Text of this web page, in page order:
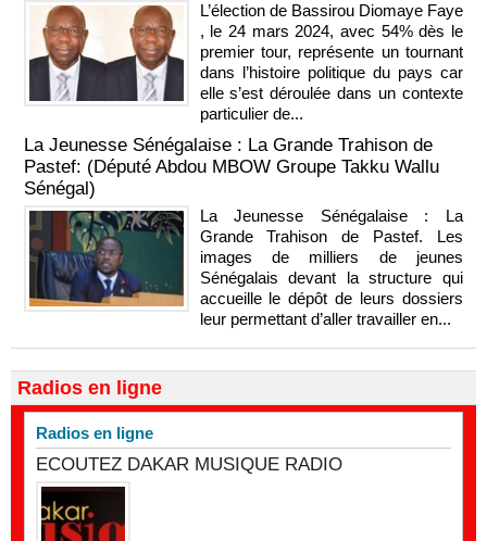
L’élection de Bassirou Diomaye Faye
, le 24 mars 2024, avec 54% dès le
premier tour, représente un tournant
dans l’histoire politique du pays car
elle s’est déroulée dans un contexte
particulier de...
La Jeunesse Sénégalaise : La Grande Trahison de
Pastef: (Député Abdou MBOW Groupe Takku Wallu
Sénégal)
La Jeunesse Sénégalaise : La
Grande Trahison de Pastef. Les
images de milliers de jeunes
Sénégalais devant la structure qui
accueille le dépôt de leurs dossiers
leur permettant d’aller travailler en...
Radios en ligne
Radios en ligne
ECOUTEZ DAKAR MUSIQUE RADIO